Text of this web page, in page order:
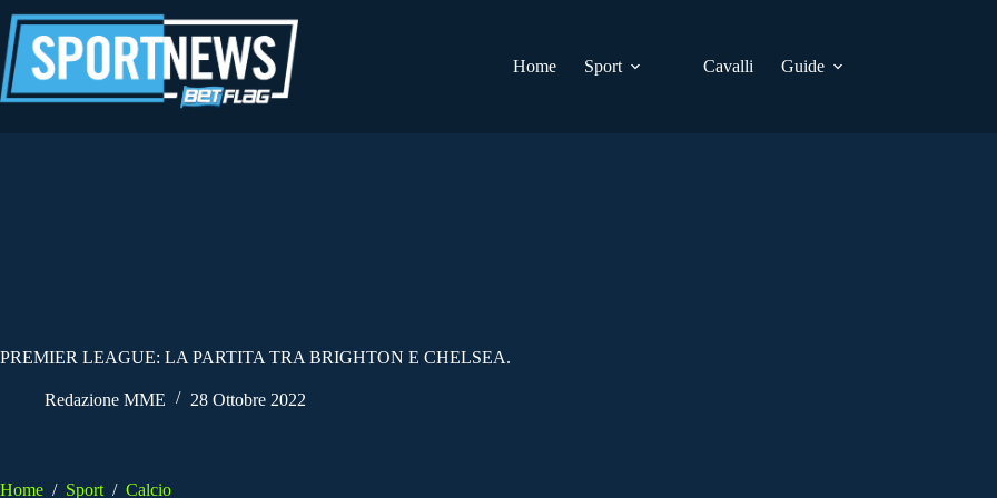
al
contenuto
Home
Sport Cavalli Guide
PREMIER LEAGUE: LA PARTITA TRA BRIGHTON E CHELSEA.
Redazione MME 28 Ottobre 2022
Home / Sport / Calcio